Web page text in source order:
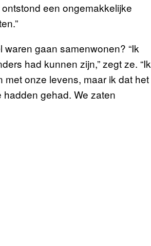
een ongemakkelijke
gaan samenwonen? “Ik
had kunnen zijn,” zegt ze. “Ik
met onze levens, maar ik dat het
gehad. We zaten